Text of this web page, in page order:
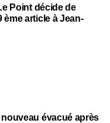
Point décide de
ème article à Jean-
nouveau évacué après